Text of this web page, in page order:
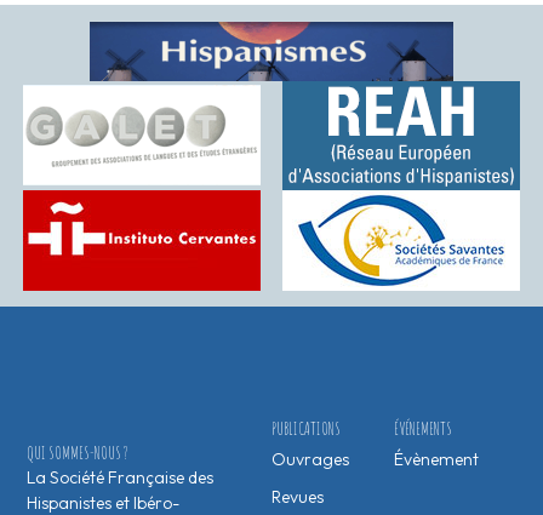
ÉVÉNEMENTS
Évènement
PUBLICATIONS
Ouvrages
Revues
QUI SOMMES-NOUS ?
La Société Française des
Hispanistes et Ibéro-